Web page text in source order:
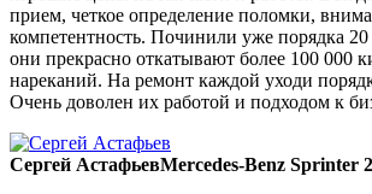
прием, четкое определение поломки,
компетентность. Починили уже порядка
они прекрасно откатывают более 100 000
нареканий. На ремонт каждой уходи
Очень доволен их работой и подходом к
Сергей АстафьевMercedes-Benz Sprinter